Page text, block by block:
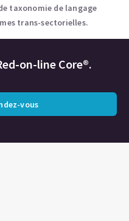
taxonomie de langage
trans-sectorielles.
on-line Core®.
vous